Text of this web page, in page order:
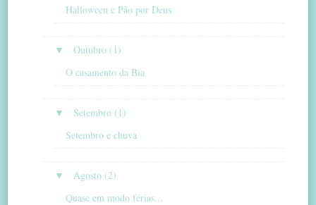
Halloween e Pão por Deus
▼
Outubro (1)
O casamento da Bia
▼
Setembro (1)
Setembro e chuva
▼
Agosto (2)
Quase em modo férias...